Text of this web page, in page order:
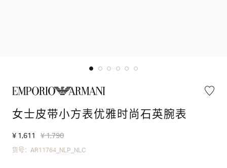
女士皮带小方表优雅时尚石英腕表
¥ 1,611 ¥ 1,790
货号：AR11764_NLP_NLC